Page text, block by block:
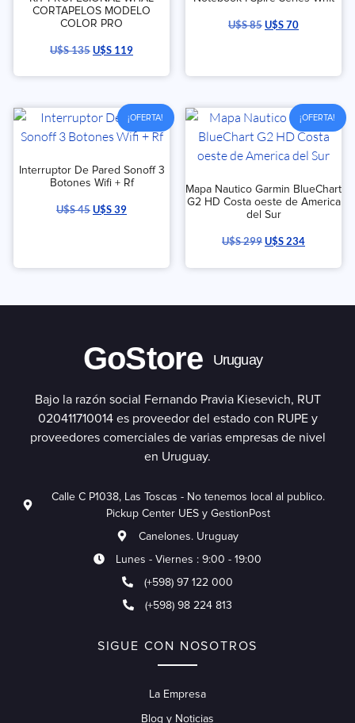
CORTAPELOS MODELO
COLOR PRO
U$S135U$S 119
U$S85U$S70
¡OFERTA!
Interruptor De Pared Sonoff 3
Botones Wifi + Rf
U$S45U$S39
¡OFERTA!
Mapa Nautico Garmin BlueChart
G2 HD Costa oeste de America
del Sur
U$S299U$S234
GoStore Uruguay
Bajo la razón social Fernando Pravia Kiesevich, RUT
020411710014 es proveedor del estado con RUPE y
proveedores comerciales de varias empresas de nivel
en Uruguay.
Calle C P1038, Las Toscas - No tenemos local al publico.
Pickup Center UES y GestionPost
Canelones. Uruguay
Lunes - Viernes : 9:00 - 19:00
(+598) 97 122 000
(+598) 98 224 813
SIGUE CON NOSOTROS
La Empresa
Blog y Noticias